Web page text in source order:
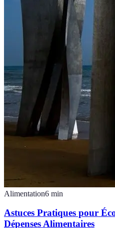
Alimentation6 min
Astuces Pratiques pour
Dépenses Alimentaires